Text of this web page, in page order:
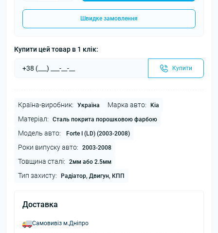
Швидке замовлення
Купити цей товар в 1 клік:
Купити
Країна-виробник: Україна Марка авто: Kia
Матеріал: Сталь покрита порошковою фарбою
Модель авто: Forte I (LD) (2003-2008)
Роки випуску авто: 2003-2008
Товщина сталі: 2мм або 2.5мм
Тип захисту: Радіатор, Двигун, КПП
Доставка
Самовивіз м.Дніпро